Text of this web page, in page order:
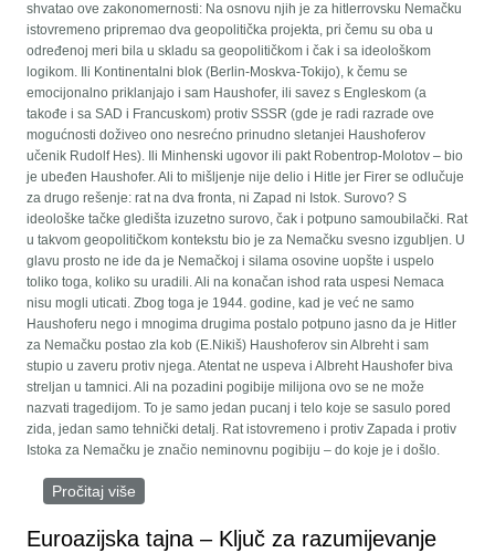
shvatao ove zakonomernosti: Na osnovu njih je za hitlerrovsku Nemačku
istovremeno pripremao dva geopolitička projekta, pri čemu su oba u
određenoj meri bila u skladu sa geopolitičkom i čak i sa ideološkom
logikom. Ili Kontinentalni blok (Berlin-Moskva-Tokijo), k čemu se
emocijonalno priklanjajo i sam Haushofer, ili savez s Engleskom (a
takođe i sa SAD i Francuskom) protiv SSSR (gde je radi razrade ove
mogućnosti doživeo ono nesrećno prinudno sletanjei Haushoferov
učenik Rudolf Hes). Ili Minhenski ugovor ili pakt Robentrop-Molotov – bio
je ubeđen Haushofer. Ali to mišljenje nije delio i Hitle jer Firer se odlučuje
za drugo rešenje: rat na dva fronta, ni Zapad ni Istok. Surovo? S
ideološke tačke gledišta izuzetno surovo, čak i potpuno samoubilački. Rat
u takvom geopolitičkom kontekstu bio je za Nemačku svesno izgubljen. U
glavu prosto ne ide da je Nemačkoj i silama osovine uopšte i uspelo
toliko toga, koliko su uradili. Ali na konačan ishod rata uspesi Nemaca
nisu mogli uticati. Zbog toga je 1944. godine, kad je već ne samo
Haushoferu nego i mnogima drugima postalo potpuno jasno da je Hitler
za Nemačku postao zla kob (E.Nikiš) Haushoferov sin Albreht i sam
stupio u zaveru protiv njega. Atentat ne uspeva i Albreht Haushofer biva
streljan u tamnici. Ali na pozadini pogibije milijona ovo se ne može
nazvati tragedijom. To je samo jedan pucanj i telo koje se sasulo pored
zida, jedan samo tehnički detalj. Rat istovremeno i protiv Zapada i protiv
Istoka za Nemačku je značio neminovnu pogibiju – do koje je i došlo.
Pročitaj više
Euroazijska tajna – Ključ za razumijevanje